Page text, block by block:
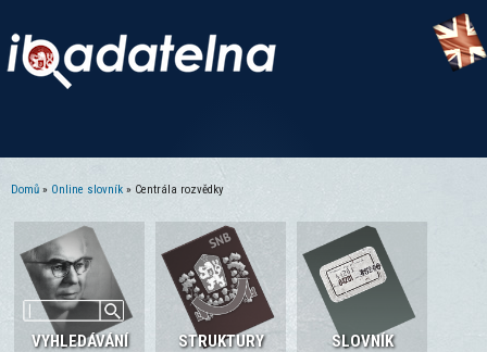
Domů » Online slovník » Centrála rozvědky
VYHLEDÁVÁNÍ STRUKTURY SLOVNÍK